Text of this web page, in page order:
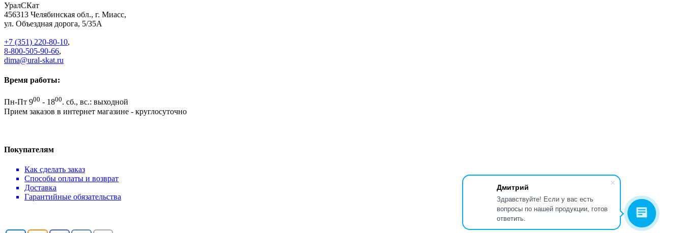
Дмитрий
Здравствуйте! Если у вас есть
вопросы по нашей продукции, готов
ответить.
УралСКат
456313 Челябинская обл., г. Миасс,
ул. Объездная дорога, 5/35А
+7 (351) 220-80-10,
8-800-505-90-66,
dima@ural-skat.ru
Время работы:
Пн-Пт 900 - 1800. сб., вс.: выходной
Прием заказов в интернет магазине - круглосуточно
Покупателям
Как сделать заказ
Способы оплаты и возврат
Доставка
Гарантийные обязательства